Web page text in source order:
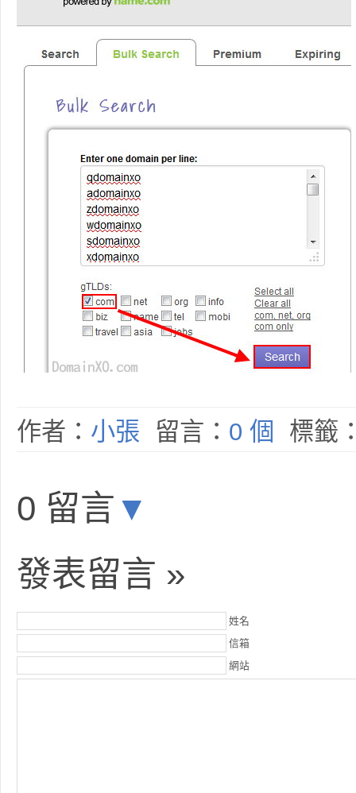
作者： 小張 留言： 0 個 標籤
0 留言 ▼
發表留言 »
姓名
信箱
網站